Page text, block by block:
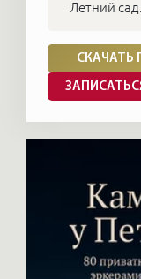
Летний сад.
СКАЧАТЬ